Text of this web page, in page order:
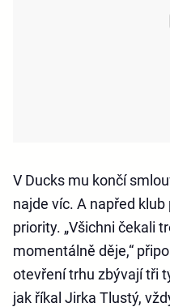
V Ducks mu končí
najde víc. A napřed
priority. „Všichni čekali
momentálně děje,“
otevření trhu zbývají tři
jak říkal Jirka Tlustý,